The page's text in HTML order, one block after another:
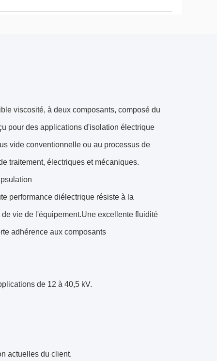
viscosité, à deux composants, composé du
pour des applications d'isolation électrique
vide conventionnelle ou au processus de
traitement, électriques et mécaniques.
performance diélectrique résiste à la
vie de l'équipement.Une excellente fluidité
adhérence aux composants
de 12 à 40,5 kV.
actuelles du client.